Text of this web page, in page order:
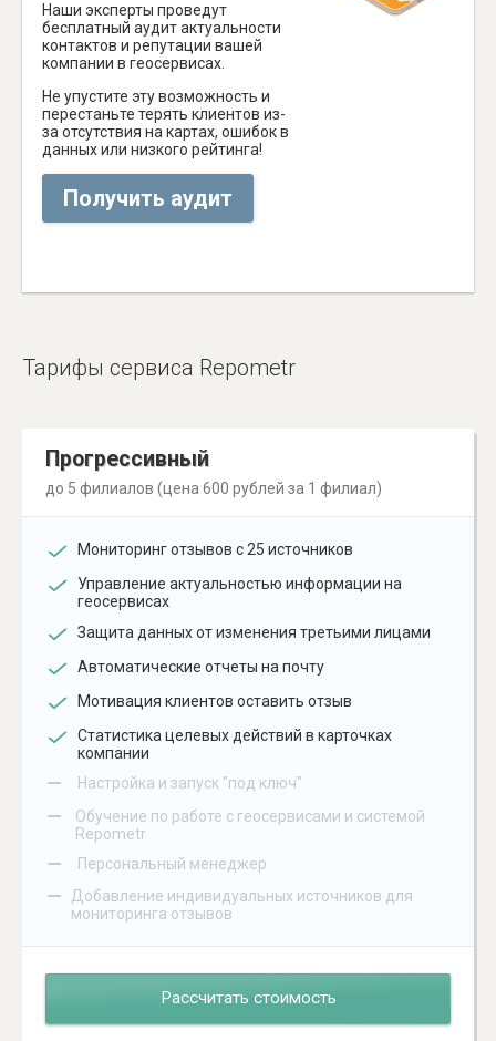
Наши эксперты проведут
бесплатный аудит актуальности
контактов и репутации вашей
компании в геосервисах.
Не упустите эту возможность и
перестаньте терять клиентов из-
за отсутствия на картах, ошибок в
данных или низкого рейтинга!
Получить аудит
Тарифы сервиса Repometr
Прогрессивный
до 5 филиалов (цена 600 рублей за 1 филиал)
Мониторинг отзывов с 25 источников
Управление актуальностью информации на
геосервисах
Защита данных от изменения третьими лицами
Автоматические отчеты на почту
Мотивация клиентов оставить отзыв
Статистика целевых действий в карточках
компании
– Настройка и запуск "под ключ"
–
Обучение по работе с геосервисами и системой
Repometr
– Персональный менеджер
–
Добавление индивидуальных источников для
мониторинга отзывов
Рассчитать стоимость